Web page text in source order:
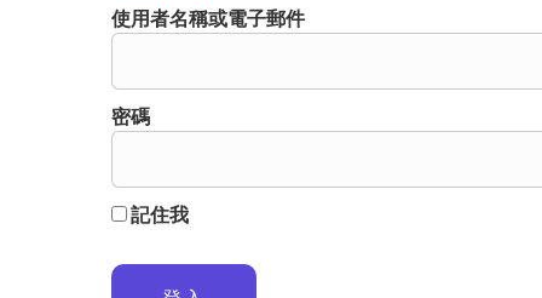
使用者名稱或電子郵件
密碼
記住我